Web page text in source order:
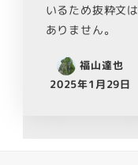
いるため抜粋文は
ありません。
福山達也
2025年1月29日